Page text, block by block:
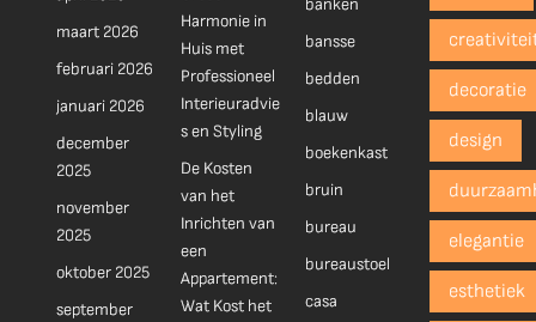
maart 2026
februari 2026
januari 2026
december
2025
november
2025
oktober 2025
september
Harmonie in
Huis met
Professioneel
Interieuradvie
s en Styling
De Kosten
van het
Inrichten van
een
Appartement:
Wat Kost het
banken
bansse
bedden
blauw
boekenkast
bruin
bureau
bureaustoel
casa
decoratie
design
elegantie
esthetiek